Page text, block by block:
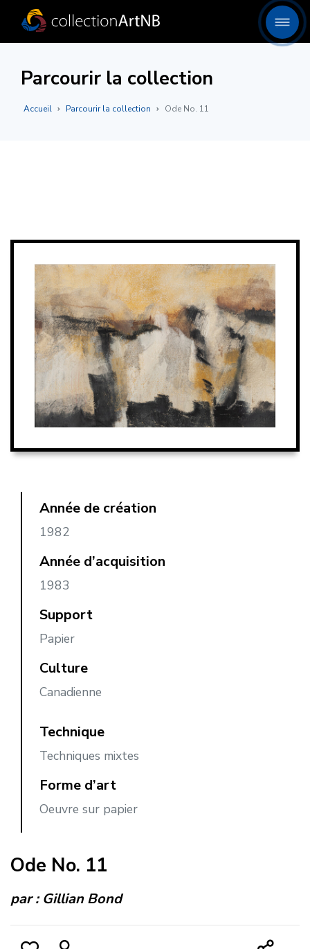
Parcourir la collection
Accueil Parcourir la collection Ode No. 11
Année de création
1982
Année d’acquisition
1983
Support
Papier
Culture
Canadienne
Technique
Techniques mixtes
Forme d’art
Oeuvre sur papier
Ode No. 11
par :Gillian Bond